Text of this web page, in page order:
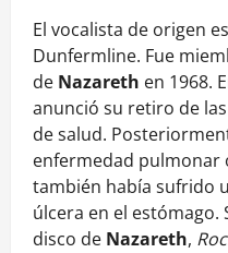
El vocalista de origen
Dunfermline. Fue
de Nazareth en 1968.
anunció su retiro de
de salud.
enfermedad pulmonar
también había sufrido
úlcera en el
disco de Nazareth,